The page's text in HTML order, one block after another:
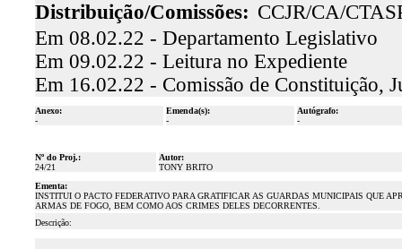
Distribuição/Comissões: CCJR/CA/
Em 08.02.22 - Departamento Legislativo
Em 09.02.22 - Leitura no Expediente
Em 16.02.22 - Comissão de Constituição,
Anexo:
-
Emenda(s):
-
Autógrafo:
-
Nº do Proj.:
24/21
Autor:
TONY BRITO
Ementa:
INSTITUI O PACTO FEDERATIVO PARA GRATIFICAR AS GUARDAS MUNICIPAIS QUE
ARMAS DE FOGO, BEM COMO AOS CRIMES DELES DECORRENTES.
Descrição: